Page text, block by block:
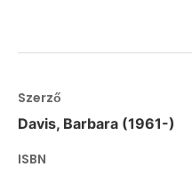
Szerző
Davis, Barbara (1961-)
ISBN